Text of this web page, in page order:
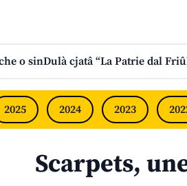
o sinDulà cjatâ “La Patrie dal
2025 2024 2023
Scarpets,